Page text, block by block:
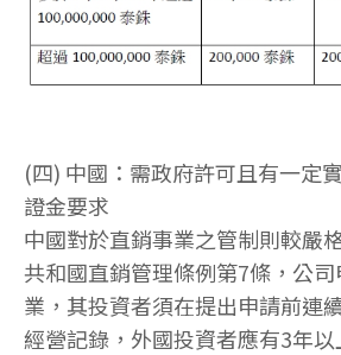
(四) 中國：需政府許可且有一定
證金要求
中國對於直銷事業之管制則較嚴
共和國直銷管理條例第7條，公
業，其投資者須在提出申請前連
經營記錄，外國投資者應有3年